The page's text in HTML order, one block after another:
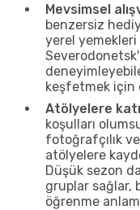
Mevsimsel
benzersiz
yerel
keşfetmek için
Atölyelere
koşulları
fotoğrafçılık
atölyelere
Düşük sezon
gruplar sağlar,
öğrenme